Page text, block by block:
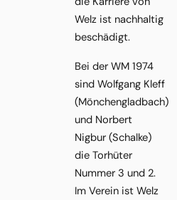
Welz ist nachhaltig
beschädigt.
Bei der WM 1974
sind Wolfgang Kleff
(Mönchengladbach)
und Norbert
Nigbur (Schalke)
die Torhüter
Nummer 3 und 2.
Im Verein ist Welz